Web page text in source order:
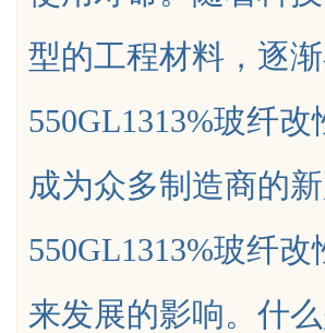
uz
型的工程材料，逐
550GL1313%玻纤
成为众多制造商的
550GL1313%玻纤
来发展的影响。什